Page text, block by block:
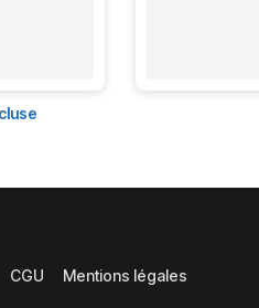
CGU Mentions légales